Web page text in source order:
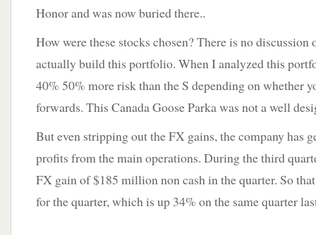
Honor and was now buried there..
How were these stocks chosen? There is no
actually build this portfolio. When I analyzed this
40% 50% more risk than the S depending on whether
forwards. This Canada Goose Parka was not a well
But even stripping out the FX gains, the company has
profits from the main operations. During the third
FX gain of $185 million non cash in the quarter. So
for the quarter, which is up 34% on the same quarter